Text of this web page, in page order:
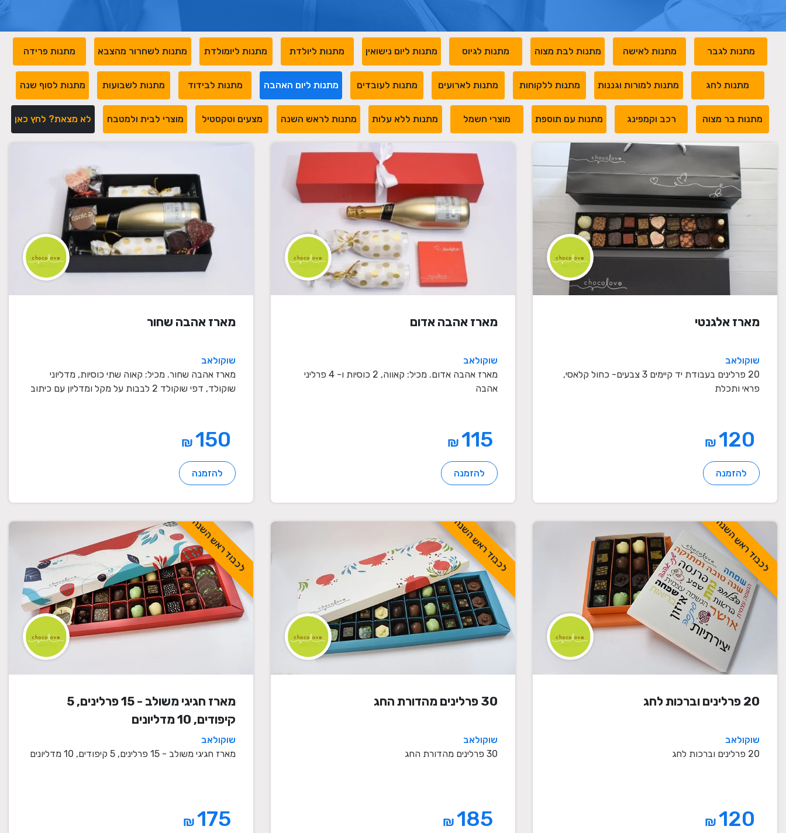
מתנות לגבר מתנות לאישה מתנות לבת מצוה מתנות לגיוס מתנות ליום נישואין מתנות ליולדת מתנות ליומולדת מתנות לשחרור מהצבא מתנות פרידה
מתנות לחג מתנות למורות וגננות מתנות ללקוחות מתנות לארועים מתנות לעובדים מתנות ליום האהבה מתנות לבידוד מתנות לשבועות מתנות לסוף שנה
מתנות בר מצוה רכב וקמפינג מתנות עם תוספת מוצרי חשמל מתנות ללא עלות מתנות לראש השנה מצעים וטקסטיל מוצרי לבית ולמטבח לא מצאת? לחץ כאן
מארז אלגנטי
שוקולאב
20 פרלינים בעבודת יד קיימים 3 צבעים- כחול קלאסי,
פראי ותכלת
₪
להזמנה
מארז אהבה אדום
שוקולאב
מארז אהבה אדום. מכיל: קאווה, 2 כוסיות ו- 4 פרליני
אהבה
₪
להזמנה
מארז אהבה שחור
שוקולאב
מארז אהבה שחור. מכיל: קאוה שתי כוסיות, מדליוני
שוקולד, דפי שוקולד 2 לבבות על מקל ומדליון עם כיתוב
₪
להזמנה
לכבוד ראש השנה
20 פרלינים וברכות לחג
שוקולאב
20 פרלינים וברכות לחג
₪
לכבוד ראש השנה
30 פרלינים מהדורת החג
שוקולאב
30 פרלינים מהדורת החג
₪
לכבוד ראש השנה
מארז חגיגי משולב - 15 פרלינים, 5
קיפודים, 10 מדליונים
שוקולאב
מארז חגיגי משולב - 15 פרלינים, 5 קיפודים, 10 מדליונים
₪